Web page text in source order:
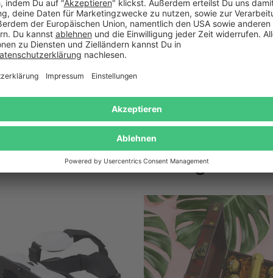
Keine Bewertungen gefunden. Lass uns wissen,
Wird oft zusammen gekauft